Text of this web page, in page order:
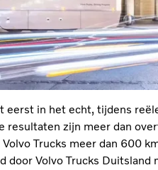
eerst in het echt, tijdens
resultaten zijn meer dan
Trucks meer dan 600
door Volvo Trucks Duitsland